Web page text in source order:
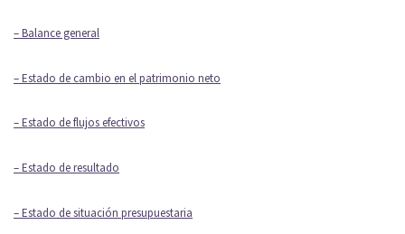
– Balance general
– Estado de cambio en el patrimonio neto
– Estado de flujos efectivos
– Estado de resultado
– Estado de situación presupuestaria